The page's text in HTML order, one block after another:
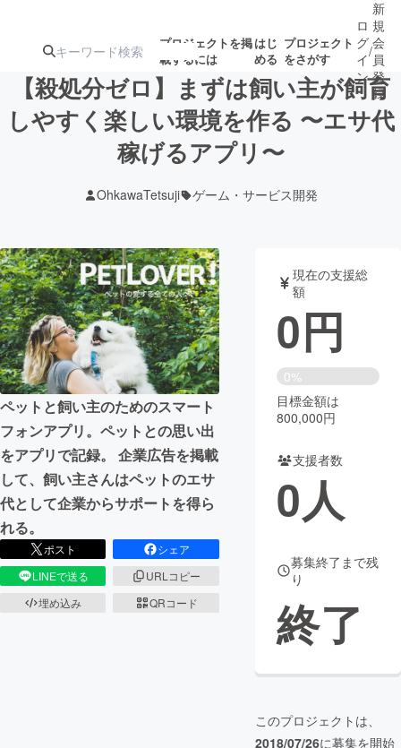
プロジェクトを掲
載するには
はじ
める
プロジェクト
をさがす
注目のリ 注目の新着プロ
ジェクト
募集終了が近いプ
テクノロジー・ガジェット
映像・映画 書籍・雑誌
ビジネス・起業 チャレンジ
まちづくり・地域活性化
CAMPFIRE for Social Good
CAMPFIRE Creation
CAMPFIREふるさと納税
コミュニティ
ロ
グ
イ
ン
/
新
規
会
員
登
録
【殺処分ゼロ】まずは飼い主が飼育
しやすく楽しい環境を作る 〜エサ代
稼げるアプリ〜
OhkawaTetsuji ゲーム・サービス開発
ペットと飼い主のためのスマート
フォンアプリ。ペットとの思い出
をアプリで記録。 企業広告を掲載
して、飼い主さんはペットのエサ
代として企業からサポートを得ら
れる。
ポスト
シェア
LINEで送る
URLコピー
埋め込み
QRコード
現在の支援総
額
0円
0%
目標金額は
800,000円
支援者数
0人
募集終了まで残
り
終了
このプロジェクトは、
2018/07/26に募集を開始